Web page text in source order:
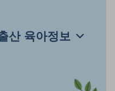
산 육아정보